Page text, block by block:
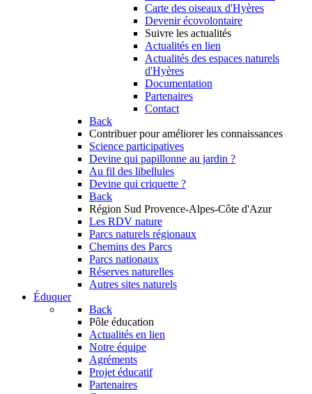
Carte des oiseaux d'Hyères
Devenir écovolontaire
Suivre les actualités
Actualités en lien
Actualités des espaces naturels
d'Hyères
Documentation
Partenaires
Contact
Back
Contribuer pour améliorer les connaissances
Science participatives
Devine qui papillonne au jardin ?
Au fil des libellules
Devine qui criquette ?
Back
Région Sud Provence-Alpes-Côte d'Azur
Les RDV nature
Parcs naturels régionaux
Chemins des Parcs
Parcs nationaux
Réserves naturelles
Autres sites naturels
Éduquer
Back
Pôle éducation
Actualités en lien
Notre équipe
Agréments
Projet éducatif
Partenaires